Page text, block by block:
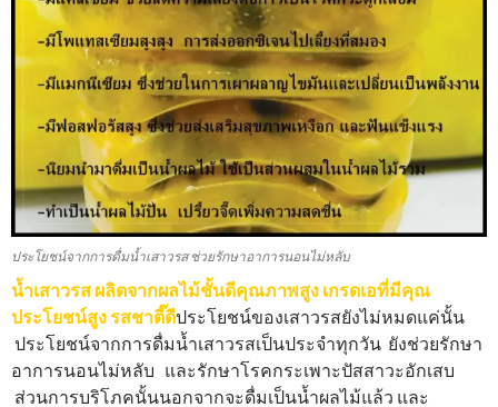
ประโยชน์จากการดื่มน้ำเสาวรส ช่วยรักษาอาการนอนไม่หลับ
น้ำเสาวรส ผลิตจากผลไม้ชั้นดีคุณภาพสูง เกรดเอที่มีคุณ
ประโยชน์สูง รสชาตี๊ดีประโยชน์ของเสาวรสยังไม่หมดแค่นั้น
ประโยชน์จากการดื่มน้ำเสาวรสเป็นประจำทุกวัน ยังช่วยรักษา
อาการนอนไม่หลับ และรักษาโรคกระเพาะปัสสาวะอักเสบ
ส่วนการบริโภคนั้นนอกจากจะดื่มเป็นน้ำผลไม้แล้ว และ